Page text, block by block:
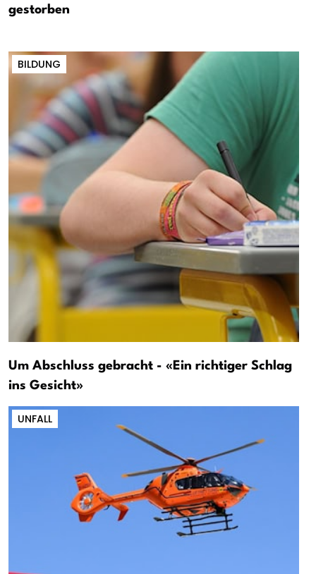
gestorben
BILDUNG
Um Abschluss gebracht - «Ein richtiger Schlag
ins Gesicht»
UNFALL